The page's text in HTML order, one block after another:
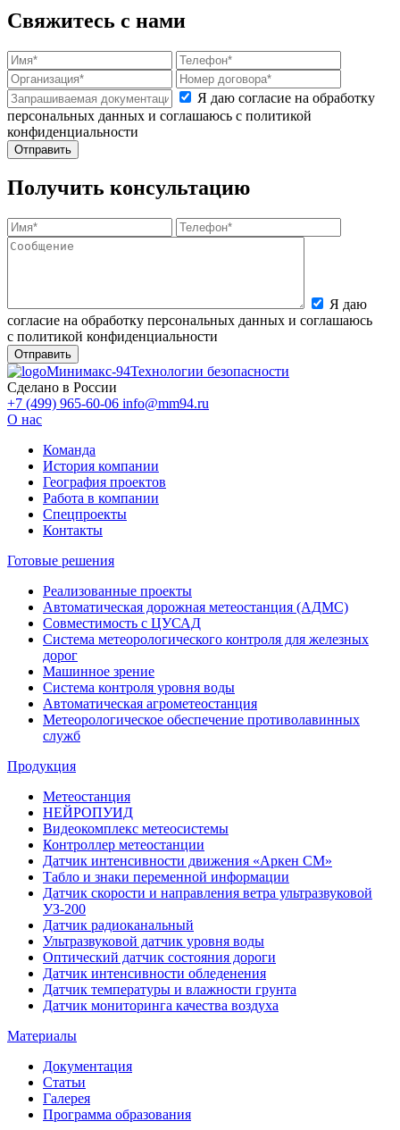
Свяжитесь с нами
Я даю согласие на обработку
персональных данных и соглашаюсь с политикой
конфиденциальности
Получить консультацию
Я даю
согласие на обработку персональных данных и соглашаюсь
с политикой конфиденциальности
Минимакс-94Технологии безопасности
Сделано в России
+7 (499) 965-60-06 info@mm94.ru
О нас
Команда
История компании
География проектов
Работа в компании
Спецпроекты
Контакты
Готовые решения
Реализованные проекты
Автоматическая дорожная метеостанция (АДМС)
Совместимость с ЦУСАД
Система метеорологического контроля для железных
дорог
Машинное зрение
Система контроля уровня воды
Автоматическая агрометеостанция
Метеорологическое обеспечение противолавинных
служб
Продукция
Метеостанция
НЕЙРОПУИД
Видеокомплекс метеосистемы
Контроллер метеостанции
Датчик интенсивности движения «Аркен СМ»
Табло и знаки переменной информации
Датчик скорости и направления ветра ультразвуковой
УЗ-200
Датчик радиоканальный
Ультразвуковой датчик уровня воды
Оптический датчик состояния дороги
Датчик интенсивности обледенения
Датчик температуры и влажности грунта
Датчик мониторинга качества воздуха
Материалы
Документация
Статьи
Галерея
Программа образования